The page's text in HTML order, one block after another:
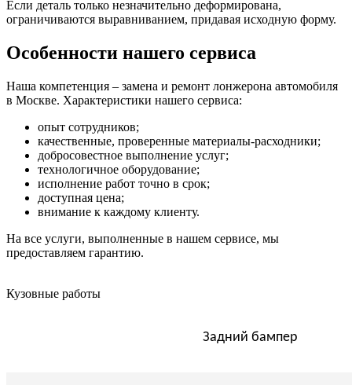
Если деталь только незначительно деформирована,
ограничиваются выравниванием, придавая исходную форму.
Особенности нашего сервиса
Наша компетенция – замена и ремонт лонжерона автомобиля
в Москве. Характеристики нашего сервиса:
опыт сотрудников;
качественные, проверенные материалы-расходники;
добросовестное выполнение услуг;
технологичное оборудование;
исполнение работ точно в срок;
доступная цена;
внимание к каждому клиенту.
На все услуги, выполненные в нашем сервисе, мы
предоставляем гарантию.
Кузовные работы
Задний бампер